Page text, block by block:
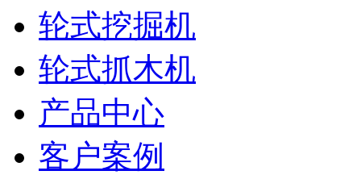
轮式挖掘机
轮式抓木机
产品中心
客户案例